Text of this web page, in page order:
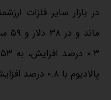
در بازار سایر فلزات
پالادیوم با ۰.۸ درصد افزایش، ۱۱۰۲ دلار و ۵۰ سنت معامله شد.